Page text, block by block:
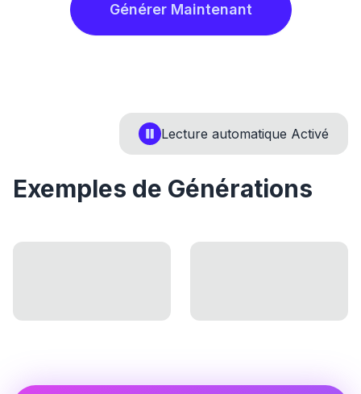
Générer Maintenant
Lecture automatique Activé
Exemples de Générations